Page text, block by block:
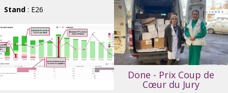
Stand : E26
Done - Prix Coup de
Cœur du Jury